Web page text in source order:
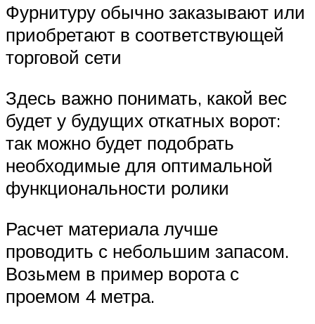
Фурнитуру обычно заказывают или
приобретают в соответствующей
торговой сети
Здесь важно понимать, какой вес
будет у будущих откатных ворот:
так можно будет подобрать
необходимые для оптимальной
функциональности ролики
Расчет материала лучше
проводить с небольшим запасом.
Возьмем в пример ворота с
проемом 4 метра.